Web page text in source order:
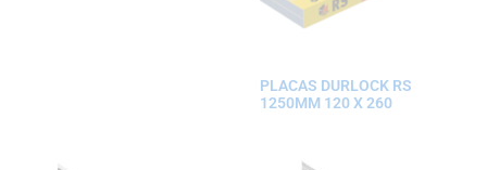
PLACAS DURLOCK RS
1250MM 120 X 260